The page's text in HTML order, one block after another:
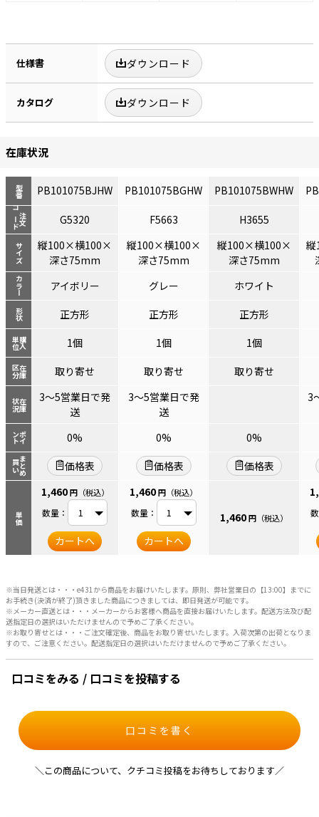
仕様書 ダウンロード
カタログ ダウンロード
在庫状況
型番
注文
コード
サイズ
カラー
形状
購入
単位
在庫
区分
在庫
状況
ポイ
ント
まとめ
買い
単価
PB101075BJHW PB101075BGHW PB101075BWHW
G5320 F5663
H3655
縦100×横100×
深さ75mm
縦100×横100×
深さ75mm
縦100×横100×
深さ75mm
アイボリー
グレー ホワイト
正方形
正方形
正方形
1個
1個
1個
取り寄せ
取り寄せ
取り寄せ
3～5営業日で発
送
3～5営業日で発
送
3
0% 0%
0%
価格表
価格表
価格表
1,460 円（税込）
数量：
カートへ
1,460円 （税込）
数量：
カートへ
1,460円 （税込）
※当日発送とは・・・e431から商品をお届けいたします。原則、弊社営業日の【13:00】までに
お手続き(決済が終了)頂きました商品につきましては、即日発送が可能です。
※メーカー直送とは・・・メーカーからお客様へ商品を直接お届けいたします。配送方法及び配
送指定日の選択はいただけませんので予めご了承ください。
※お取り寄せとは・・・ご注文確定後、商品をお取り寄せいたします。入荷次第の出荷となりま
すので、ご注意ください。配送指定日の選択はいただけませんので予めご了承ください。
口コミをみる / 口コミを投稿する
口コミを書く
＼この商品について、クチコミ投稿をお待ちしております／